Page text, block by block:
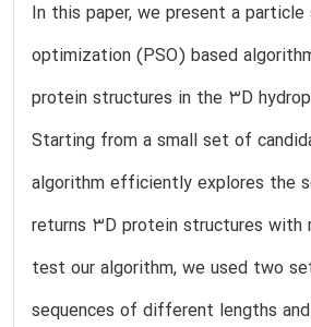
In this paper, we present a particle
optimization (PSO) based
protein structures in the 3D
Starting from a small set of
algorithm efficiently explores the
returns 3D protein structures with
test our algorithm, we used two
sequences of different lengths